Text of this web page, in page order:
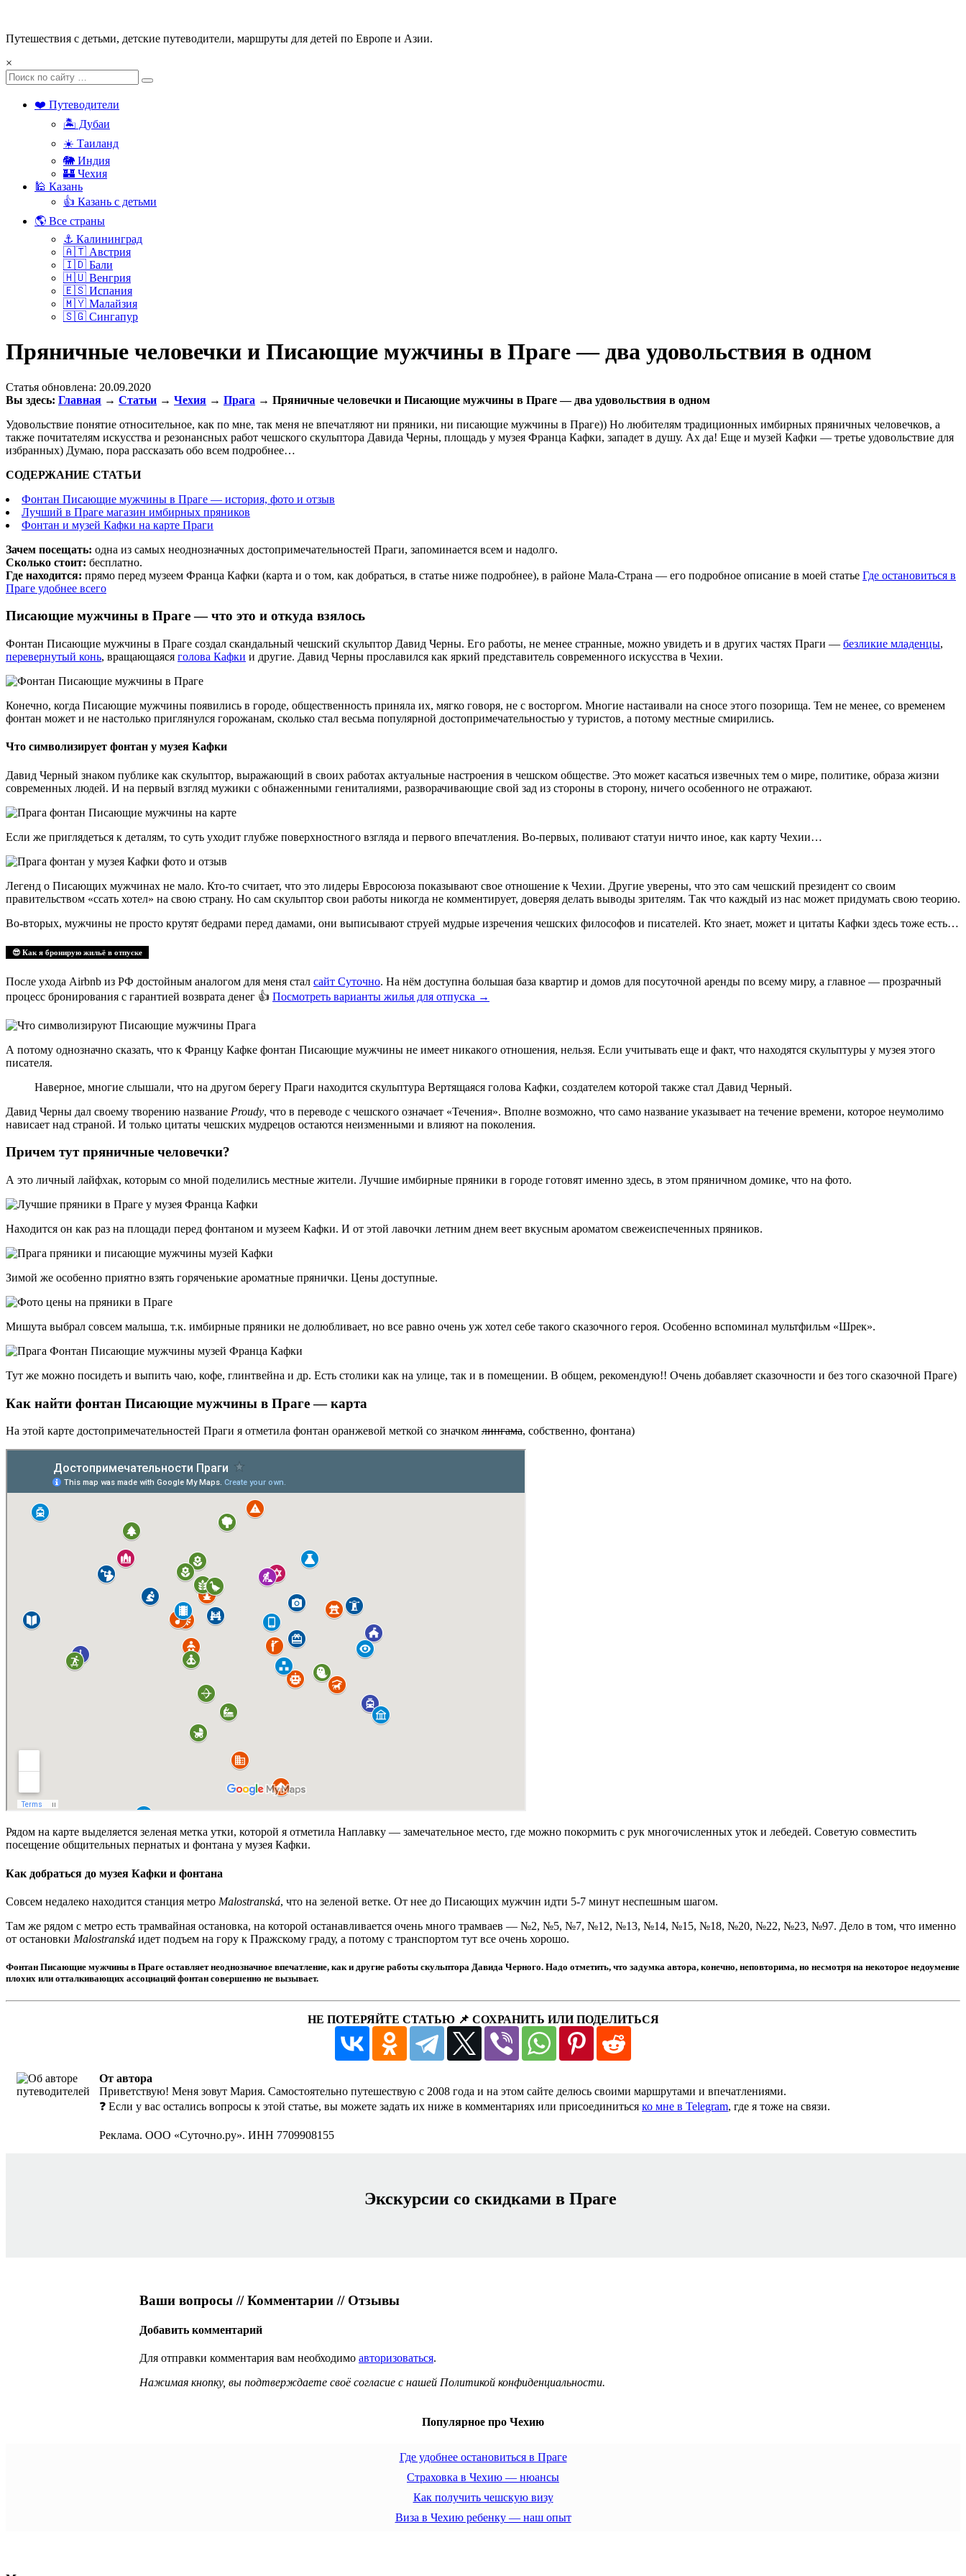
Путешествия с детьми, детские путеводители, маршруты для детей по Европе и Азии.
×
❤️ Путеводители
🏝️ Дубаи
☀️ Таиланд
🐘 Индия
🏰 Чехия
🕌 Казань
👍 Казань с детьми
🌎 Все страны
⚓ Калининград
🇦🇹 Австрия
🇮🇩 Бали
🇭🇺 Венгрия
🇪🇸 Испания
🇲🇾 Малайзия
🇸🇬 Сингапур
Пряничные человечки и Писающие мужчины в Праге — два удовольствия в одном
Статья обновлена: 20.09.2020
Вы здесь: Главная → Статьи → Чехия → Прага → Пряничные человечки и Писающие мужчины в Праге — два удовольствия в одном
Удовольствие понятие относительное, как по мне, так меня не впечатляют ни пряники, ни писающие мужчины в Праге)) Но любителям традиционных имбирных пряничных человечков, а
также почитателям искусства и резонансных работ чешского скульптора Давида Черны, площадь у музея Франца Кафки, западет в душу. Ах да! Еще и музей Кафки — третье удовольствие для
избранных) Думаю, пора рассказать обо всем подробнее…
СОДЕРЖАНИЕ СТАТЬИ
Фонтан Писающие мужчины в Праге — история, фото и отзыв
Лучший в Праге магазин имбирных пряников
Фонтан и музей Кафки на карте Праги
Зачем посещать: одна из самых неоднозначных достопримечательностей Праги, запоминается всем и надолго.
Сколько стоит: бесплатно.
Где находится: прямо перед музеем Франца Кафки (карта и о том, как добраться, в статье ниже подробнее), в районе Мала-Страна — его подробное описание в моей статье Где остановиться в
Праге удобнее всего
Писающие мужчины в Праге — что это и откуда взялось
Фонтан Писающие мужчины в Праге создал скандальный чешский скульптор Давид Черны. Его работы, не менее странные, можно увидеть и в других частях Праги — безликие младенцы,
перевернутый конь, вращающаяся голова Кафки и другие. Давид Черны прославился как яркий представитель современного искусства в Чехии.
Конечно, когда Писающие мужчины появились в городе, общественность приняла их, мягко говоря, не с восторгом. Многие настаивали на сносе этого позорища. Тем не менее, со временем
фонтан может и не настолько приглянулся горожанам, сколько стал весьма популярной достопримечательностью у туристов, а потому местные смирились.
Что символизирует фонтан у музея Кафки
Давид Черный знаком публике как скульптор, выражающий в своих работах актуальные настроения в чешском обществе. Это может касаться извечных тем о мире, политике, образа жизни
современных людей. И на первый взгляд мужики с обнаженными гениталиями, разворачивающие свой зад из стороны в сторону, ничего особенного не отражают.
Если же приглядеться к деталям, то суть уходит глубже поверхностного взгляда и первого впечатления. Во-первых, поливают статуи ничто иное, как карту Чехии…
Легенд о Писающих мужчинах не мало. Кто-то считает, что это лидеры Евросоюза показывают свое отношение к Чехии. Другие уверены, что это сам чешский президент со своим
правительством «ссать хотел» на свою страну. Но сам скульптор свои работы никогда не комментирует, доверяя делать выводы зрителям. Так что каждый из нас может придумать свою теорию.
Во-вторых, мужчины не просто крутят бедрами перед дамами, они выписывают струей мудрые изречения чешских философов и писателей. Кто знает, может и цитаты Кафки здесь тоже есть…
😎 Как я бронирую жильё в отпуске
После ухода Airbnb из РФ достойным аналогом для меня стал сайт Суточно. На нём доступна большая база квартир и домов для посуточной аренды по всему миру, а главное — прозрачный
процесс бронирования с гарантией возврата денег 👍 Посмотреть варианты жилья для отпуска →
А потому однозначно сказать, что к Францу Кафке фонтан Писающие мужчины не имеет никакого отношения, нельзя. Если учитывать еще и факт, что находятся скульптуры у музея этого
писателя.
Наверное, многие слышали, что на другом берегу Праги находится скульптура Вертящаяся голова Кафки, создателем которой также стал Давид Черный.
Давид Черны дал своему творению название Proudy, что в переводе с чешского означает «Течения». Вполне возможно, что само название указывает на течение времени, которое неумолимо
нависает над страной. И только цитаты чешских мудрецов остаются неизменными и влияют на поколения.
Причем тут пряничные человечки?
А это личный лайфхак, которым со мной поделились местные жители. Лучшие имбирные пряники в городе готовят именно здесь, в этом пряничном домике, что на фото.
Находится он как раз на площади перед фонтаном и музеем Кафки. И от этой лавочки летним днем веет вкусным ароматом свежеиспеченных пряников.
Зимой же особенно приятно взять горяченькие ароматные прянички. Цены доступные.
Мишута выбрал совсем малыша, т.к. имбирные пряники не долюбливает, но все равно очень уж хотел себе такого сказочного героя. Особенно вспоминал мультфильм «Шрек».
Тут же можно посидеть и выпить чаю, кофе, глинтвейна и др. Есть столики как на улице, так и в помещении. В общем, рекомендую!! Очень добавляет сказочности и без того сказочной Праге)
Как найти фонтан Писающие мужчины в Праге — карта
На этой карте достопримечательностей Праги я отметила фонтан оранжевой меткой со значком лингама, собственно, фонтана)
Рядом на карте выделяется зеленая метка утки, которой я отметила Наплавку — замечательное место, где можно покормить с рук многочисленных уток и лебедей. Советую совместить
посещение общительных пернатых и фонтана у музея Кафки.
Как добраться до музея Кафки и фонтана
Совсем недалеко находится станция метро Malostranská, что на зеленой ветке. От нее до Писающих мужчин идти 5-7 минут неспешным шагом.
Там же рядом с метро есть трамвайная остановка, на которой останавливается очень много трамваев — №2, №5, №7, №12, №13, №14, №15, №18, №20, №22, №23, №97. Дело в том, что именно
от остановки Malostranská идет подъем на гору к Пражскому граду, а потому с транспортом тут все очень хорошо.
Фонтан Писающие мужчины в Праге оставляет неоднозначное впечатление, как и другие работы скульптора Давида Черного. Надо отметить, что задумка автора, конечно, неповторима, но несмотря на некоторое недоумение
плохих или отталкивающих ассоциаций фонтан совершенно не вызывает.
НЕ ПОТЕРЯЙТЕ СТАТЬЮ 📌 СОХРАНИТЬ ИЛИ ПОДЕЛИТЬСЯ
От автора
Приветствую! Меня зовут Мария. Самостоятельно путешествую с 2008 года и на этом сайте делюсь своими маршрутами и впечатлениями.
❓ Если у вас остались вопросы к этой статье, вы можете задать их ниже в комментариях или присоединиться ко мне в Telegram, где я тоже на связи.
Реклама. ООО «Суточно.ру». ИНН 7709908155
Экскурсии со скидками в Праге
Ваши вопросы // Комментарии // Отзывы
Добавить комментарий
Для отправки комментария вам необходимо авторизоваться.
Нажимая кнопку, вы подтверждаете своё согласие с нашей Политикой конфиденциальности.
Популярное про Чехию
Где удобнее остановиться в Праге
Страховка в Чехию — нюансы
Как получить чешскую визу
Виза в Чехию ребенку — наш опыт